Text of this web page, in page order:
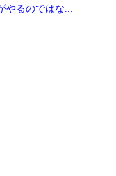
るのではな...